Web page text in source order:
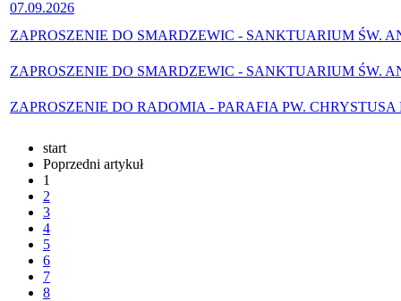
07.09.2026
ZAPROSZENIE DO SMARDZEWIC - SANKTUARIUM ŚW.
ZAPROSZENIE DO SMARDZEWIC - SANKTUARIUM ŚW.
ZAPROSZENIE DO RADOMIA - PARAFIA PW. CHRYSTUSA
start
Poprzedni artykuł
1
2
3
4
5
6
7
8